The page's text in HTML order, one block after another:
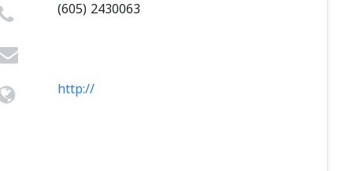
(605) 2430063
http://